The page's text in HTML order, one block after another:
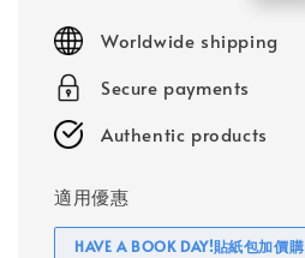
Worldwide shipping
Secure payments
Authentic products
適用優惠
HAVE A BOOK DAY!貼紙包加價購